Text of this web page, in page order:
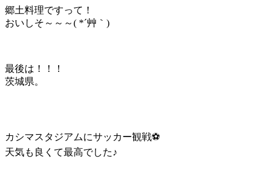
郷土料理ですって！
おいしそ～～～( *´艸｀)
最後は！！！
茨城県。
カシマスタジアムにサッカー観戦⚽
天気も良くて最高でした♪